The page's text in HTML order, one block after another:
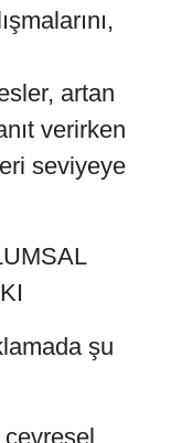
artan
verirken
seviyeye
şu